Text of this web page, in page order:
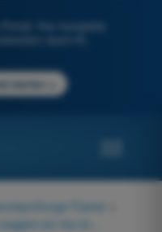
Ihre komplette
durch KI.
starten
Trainer